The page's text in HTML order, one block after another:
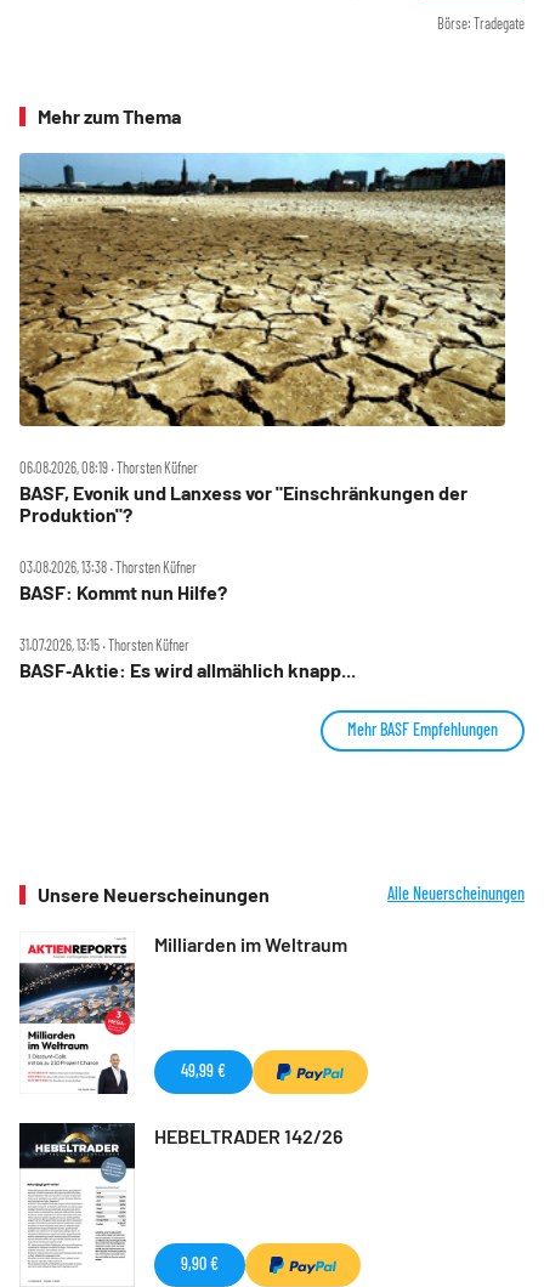
Börse: Tradegate
Mehr zum Thema
06.08.2026, 08:19 ‧ Thorsten Küfner
BASF, Evonik und Lanxess vor "Einschränkungen der
Produktion"?
03.08.2026, 13:38 ‧ Thorsten Küfner
BASF: Kommt nun Hilfe?
31.07.2026, 13:15 ‧ Thorsten Küfner
BASF‑Aktie: Es wird allmählich knapp...
Mehr BASF Empfehlungen
Unsere Neuerscheinungen Alle Neuerscheinungen
Milliarden im Weltraum
49,99 €
HEBELTRADER 142/26
9,90 €